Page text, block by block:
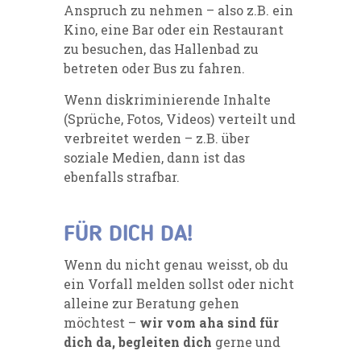
Anspruch zu nehmen – also z.B. ein
Kino, eine Bar oder ein Restaurant
zu besuchen, das Hallenbad zu
betreten oder Bus zu fahren.
Wenn diskriminierende Inhalte
(Sprüche, Fotos, Videos) verteilt und
verbreitet werden – z.B. über
soziale Medien, dann ist das
ebenfalls strafbar.
FÜR DICH DA!
Wenn du nicht genau weisst, ob du
ein Vorfall melden sollst oder nicht
alleine zur Beratung gehen
möchtest – wir vom aha sind für
dich da, begleiten dich gerne und